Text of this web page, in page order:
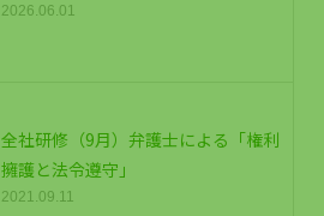
2026.06.01
全社研修（9月）弁護士による「権利
擁護と法令遵守」
2021.09.11